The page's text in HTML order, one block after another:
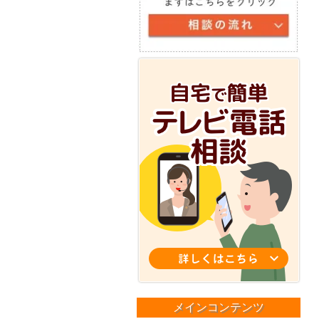
メインコンテンツ